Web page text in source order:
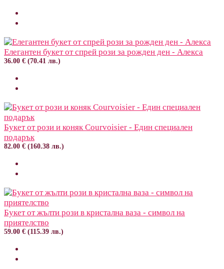
Елегантен букет от спрей рози за рожден ден - Алекса
36.00 € (70.41 лв.)
Букет от рози и коняк Courvoisier - Един специален
подарък
82.00 € (160.38 лв.)
Букет от жълти рози в кристална ваза - символ на
приятелство
59.00 € (115.39 лв.)